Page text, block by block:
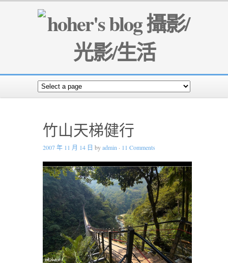
竹山天梯健行
2007 年 11 月 14 日 byadmin · 11 Comments